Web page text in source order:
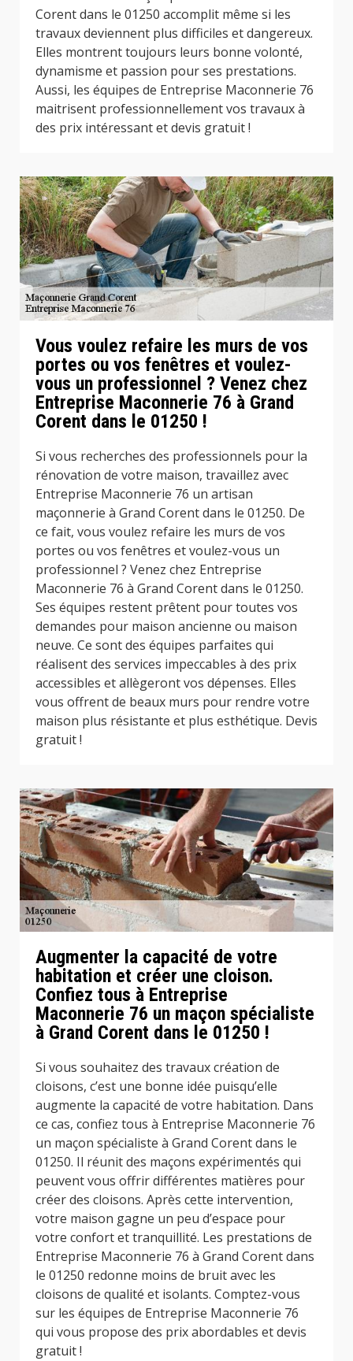
Corent dans le 01250 accomplit même si les
travaux deviennent plus difficiles et dangereux.
Elles montrent toujours leurs bonne volonté,
dynamisme et passion pour ses prestations.
Aussi, les équipes de Entreprise Maconnerie 76
maitrisent professionnellement vos travaux à
des prix intéressant et devis gratuit !
Vous voulez refaire les murs de vos
portes ou vos fenêtres et voulez-
vous un professionnel ? Venez chez
Entreprise Maconnerie 76 à Grand
Corent dans le 01250 !
Si vous recherches des professionnels pour la
rénovation de votre maison, travaillez avec
Entreprise Maconnerie 76 un artisan
maçonnerie à Grand Corent dans le 01250. De
ce fait, vous voulez refaire les murs de vos
portes ou vos fenêtres et voulez-vous un
professionnel ? Venez chez Entreprise
Maconnerie 76 à Grand Corent dans le 01250.
Ses équipes restent prêtent pour toutes vos
demandes pour maison ancienne ou maison
neuve. Ce sont des équipes parfaites qui
réalisent des services impeccables à des prix
accessibles et allègeront vos dépenses. Elles
vous offrent de beaux murs pour rendre votre
maison plus résistante et plus esthétique. Devis
gratuit !
Augmenter la capacité de votre
habitation et créer une cloison.
Confiez tous à Entreprise
Maconnerie 76 un maçon spécialiste
à Grand Corent dans le 01250 !
Si vous souhaitez des travaux création de
cloisons, c’est une bonne idée puisqu’elle
augmente la capacité de votre habitation. Dans
ce cas, confiez tous à Entreprise Maconnerie 76
un maçon spécialiste à Grand Corent dans le
01250. Il réunit des maçons expérimentés qui
peuvent vous offrir différentes matières pour
créer des cloisons. Après cette intervention,
votre maison gagne un peu d’espace pour
votre confort et tranquillité. Les prestations de
Entreprise Maconnerie 76 à Grand Corent dans
le 01250 redonne moins de bruit avec les
cloisons de qualité et isolants. Comptez-vous
sur les équipes de Entreprise Maconnerie 76
qui vous propose des prix abordables et devis
gratuit !